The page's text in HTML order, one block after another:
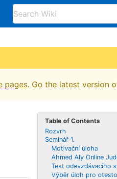
pages. Go the latest version
Table of Contents
Rozvrh
Seminář 1.
Motivační úloha
Ahmed Aly Online
Test odevzdávacího
Výběr úloh pro